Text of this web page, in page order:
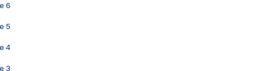
6
5
4
3